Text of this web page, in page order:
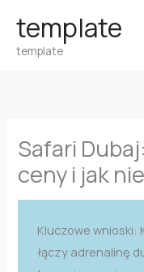
treści
template
template
Safari
ceny i jak
Kluczowe wnioski:
łączy adrenalinę